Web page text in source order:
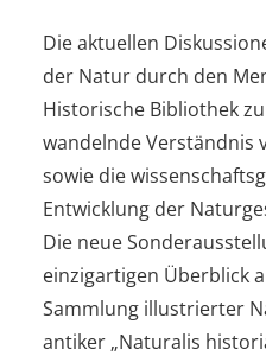
Die aktuellen
der Natur durch den
Historische Bibliothek
wandelnde Verständnis
sowie die
Entwicklung der
Die neue
einzigartigen Überblick
Sammlung illustrierter
antiker „Naturalis